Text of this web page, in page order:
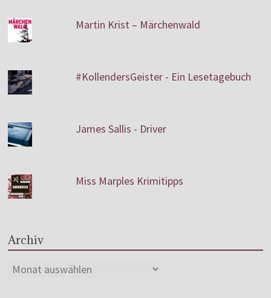
Martin Krist – Märchenwald
#KollendersGeister - Ein Lesetagebuch
James Sallis - Driver
Miss Marples Krimitipps
Archiv